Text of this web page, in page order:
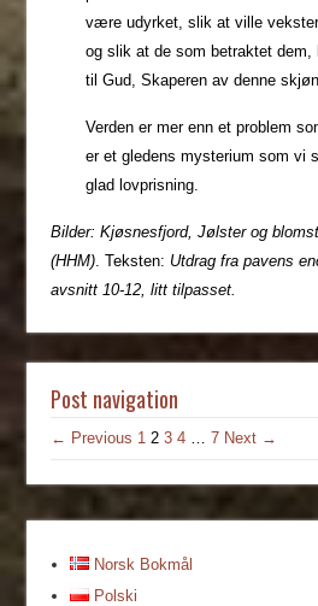
være udyrket, slik at ville
og slik at de som betraktet
til Gud, Skaperen av denne
Verden er mer enn et problem
er et gledens mysterium som vi
glad lovprisning.
Bilder: Kjøsnesfjord, Jølster og
(HHM) . Teksten: Utdrag fra pavens
avsnitt 10-12, litt tilpasset.
Post navigation
← Previous 1 2 3 4 7 Next →
Norsk Bokmål
Polski